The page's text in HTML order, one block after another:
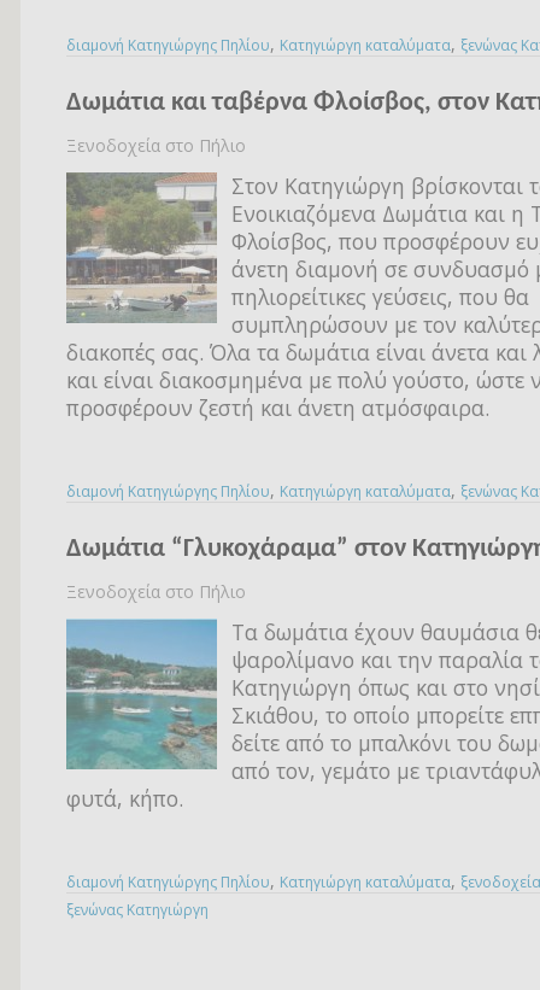
διαμονή Κατηγιώργης Πηλίου, Κατηγιώργη καταλύματα, ξενώνας
Δωμάτια και ταβέρνα Φλοίσβος, στον
Ξενοδοχεία στο Πήλιο
Στον Κατηγιώργη βρίσκονται
Ενοικιαζόμενα Δωμάτια και η
Φλοίσβος, που προσφέρουν
άνετη διαμονή σε συνδυασμό
πηλιορείτικες γεύσεις, που θα
συμπληρώσουν με τον
διακοπές σας. Όλα τα δωμάτια είναι άνετα και
και είναι διακοσμημένα με πολύ γούστο, ώστε
προσφέρουν ζεστή και άνετη ατμόσφαιρα.
διαμονή Κατηγιώργης Πηλίου, Κατηγιώργη καταλύματα, ξενώνας
Δωμάτια “Γλυκοχάραμα” στον
Ξενοδοχεία στο Πήλιο
Τα δωμάτια έχουν θαυμάσια
ψαρολίμανο και την παραλία
Κατηγιώργη όπως και στο
Σκιάθου, το οποίο μπορείτε
δείτε από το μπαλκόνι του
από τον, γεμάτο με
φυτά, κήπο.
διαμονή Κατηγιώργης Πηλίου, Κατηγιώργη καταλύματα,
ξενώνας Κατηγιώργη